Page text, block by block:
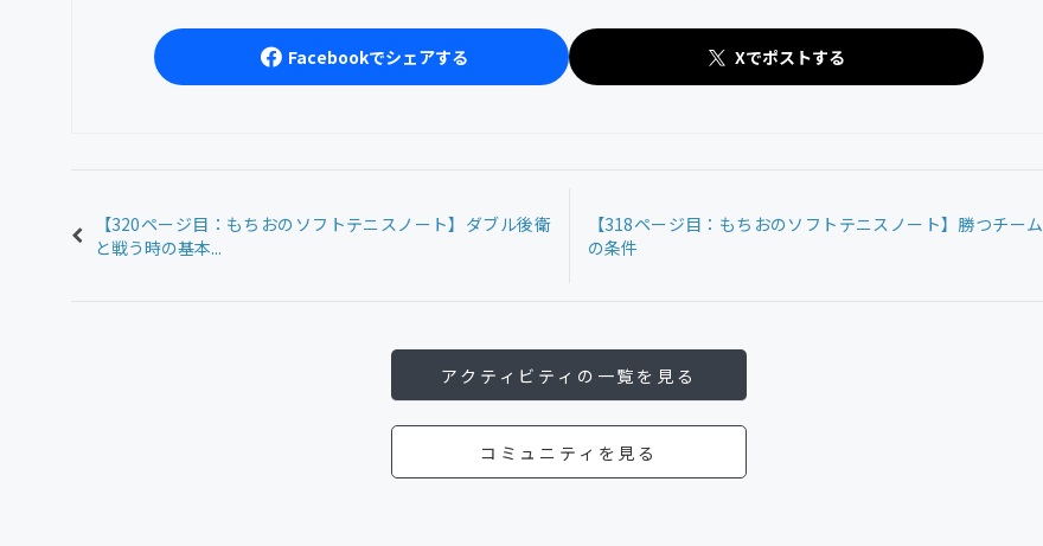
Facebookでシェアする Xでポストする
【320ページ目：もちおのソフトテニスノート】ダブル後衛
と戦う時の基本...
【318ページ目：もちおのソフトテニスノート】勝つチーム
の条件
アクティビティの一覧を見る
コミュニティを見る